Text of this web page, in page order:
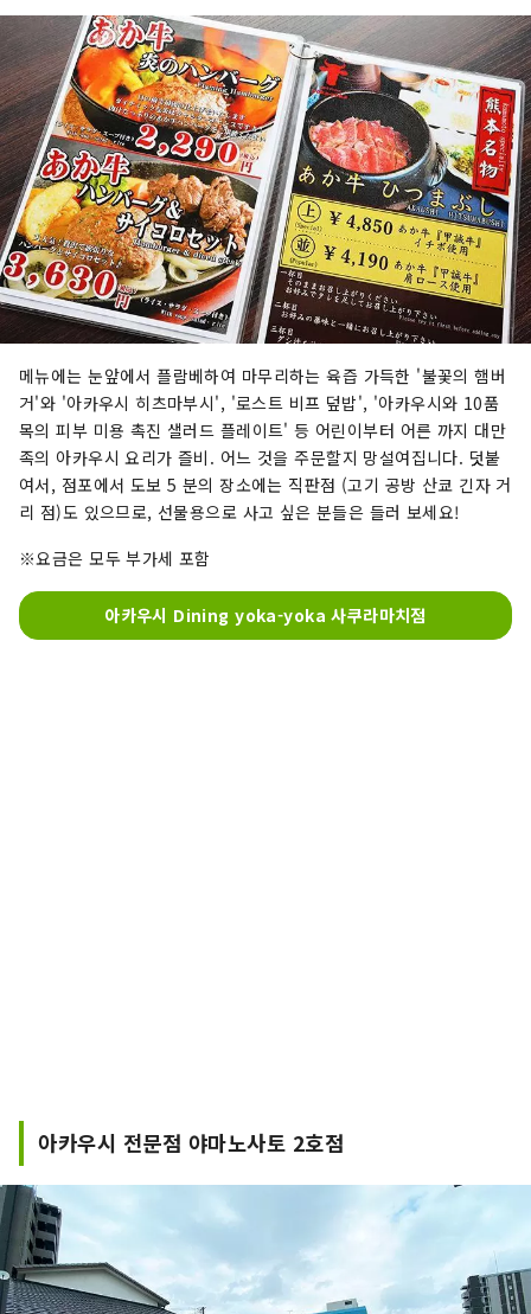
메뉴에는 눈앞에서 플람베하여 마무리하는 육즙 가득한 '불꽃의 햄버
거'와 '아카우시 히츠마부시', '로스트 비프 덮밥', '아카우시와 10품
목의 피부 미용 촉진 샐러드 플레이트' 등 어린이부터 어른 까지 대만
족의 아카우시 요리가 즐비. 어느 것을 주문할지 망설여집니다. 덧붙
여서, 점포에서 도보 5 분의 장소에는 직판점 (고기 공방 산쿄 긴자 거
리 점)도 있으므로, 선물용으로 사고 싶은 분들은 들러 보세요!
※요금은 모두 부가세 포함
아카우시 Dining yoka-yoka 사쿠라마치점
아카우시 전문점 야마노사토 2호점